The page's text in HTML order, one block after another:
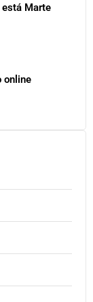
está Marte
online